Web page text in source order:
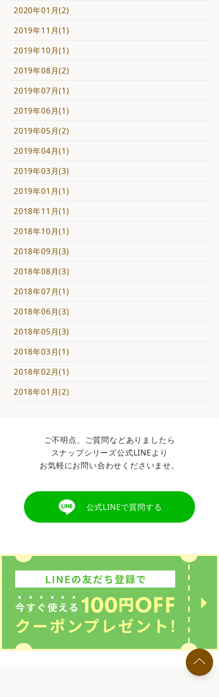
2020年01月(2)
2019年11月(1)
2019年10月(1)
2019年08月(2)
2019年07月(1)
2019年06月(1)
2019年05月(2)
2019年04月(1)
2019年03月(3)
2019年01月(1)
2018年11月(1)
2018年10月(1)
2018年09月(3)
2018年08月(3)
2018年07月(1)
2018年06月(3)
2018年05月(3)
2018年03月(1)
2018年02月(1)
2018年01月(2)
ご不明点、ご質問などありましたら
スナップシリーズ公式LINEより
お気軽にお問い合わせくださいませ。
公式LINEで質問する